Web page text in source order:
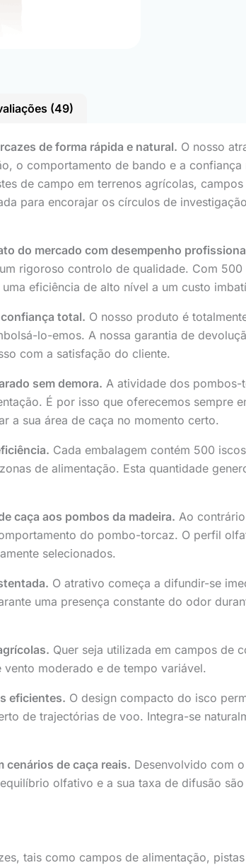
(49)
de forma rápida e natural. O nosso
o comportamento de bando e a
de campo em terrenos agrícolas,
para encorajar os círculos de
do mercado com desempenho
rigoroso controlo de qualidade. Com
eficiência de alto nível a um custo
total. O nosso produto é
lo-emos. A nossa garantia de
com a satisfação do cliente.
sem demora. A atividade dos pombos-
É por isso que oferecemos sempre
a sua área de caça no momento certo.
Cada embalagem contém 500
de alimentação. Esta quantidade
caça aos pombos da madeira. Ao
do pombo-torcaz. O perfil
selecionados.
O atrativo começa a difundir-se
uma presença constante do odor
Quer seja utilizada em campos de
moderado e de tempo variável.
eficientes. O design compacto do isco
de trajectórias de voo. Integra-se
cenários de caça reais. Desenvolvido com
olfativo e a sua taxa de difusão
tais como campos de alimentação,